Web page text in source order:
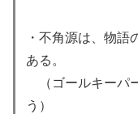
・不角源は、物
ある。
（ゴールキーパ
う）